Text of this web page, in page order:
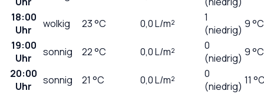
18:00
Uhr
wolkig 23°C 0,0L/m²
1
(niedrig) 9 °C
19:00
Uhr
sonnig 22°C 0,0L/m²
0
(niedrig) 9 °C
20:00
Uhr
sonnig 21 °C 0,0L/m²
0
(niedrig) 11